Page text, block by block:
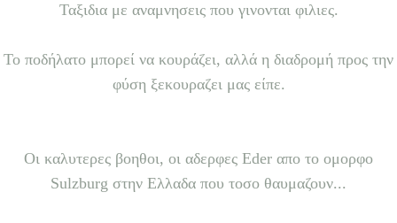
Ταξιδια με αναμνησεις που γινονται φιλιες.
Το ποδήλατο μπορεί να κουράζει, αλλά η διαδρομή προς την
φύση ξεκουραζει μας είπε.
Οι καλυτερες βοηθοι, οι αδερφες Eder απο το ομορφο
Sulzburg στην Ελλαδα που τοσο θαυμαζουν...